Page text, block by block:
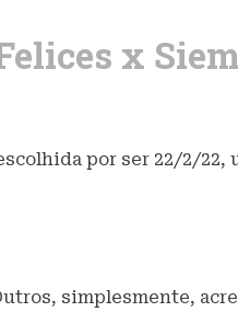
x
por ser 22/2/22,
simplesmente,